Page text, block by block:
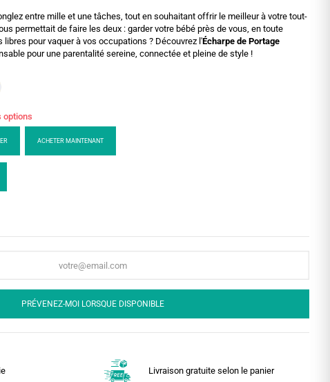
entre mille et une tâches, tout en souhaitant offrir le meilleur à votre tout-
permettait de faire les deux : garder votre bébé près de vous, en toute
pour vaquer à vos occupations ? Découvrez l'Écharpe de Portage
pour une parentalité sereine, connectée et pleine de style !
options
ACHETER MAINTENANT
PRÉVENEZ-MOI LORSQUE DISPONIBLE
Livraison gratuite selon le panier